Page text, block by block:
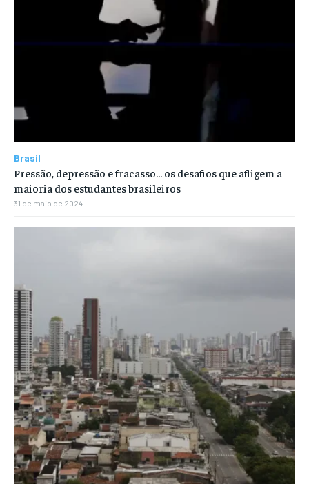
Brasil
Pressão, depressão e fracasso… os desafios que afligem a
maioria dos estudantes brasileiros
31 de maio de 2024